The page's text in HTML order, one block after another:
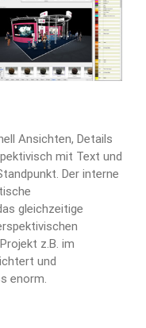
Ansichten, Details
mit Text und
Der interne
gleichzeitige
z.B. im
und
enorm.